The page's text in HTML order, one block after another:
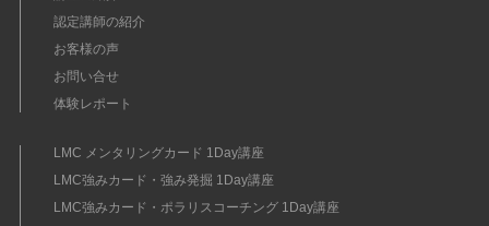
認定講師の紹介
お客様の声
お問い合せ
体験レポート
LMC メンタリングカード 1Day講座
LMC強みカード・強み発掘 1Day講座
LMC強みカード・ポラリスコーチング 1Day講座